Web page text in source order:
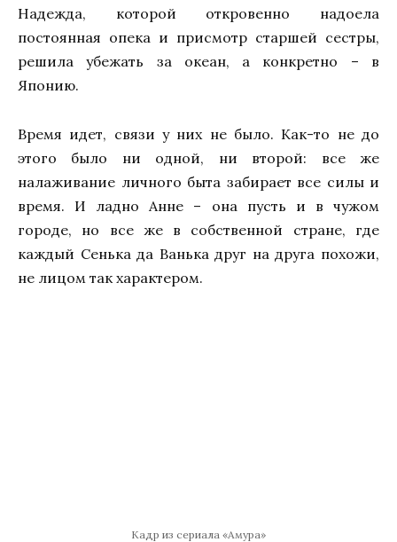
Надежда, которой откровенно надоела
постоянная опека и присмотр старшей сестры,
решила убежать за океан, а конкретно – в
Японию.
Время идет, связи у них не было. Как-то не до
этого было ни одной, ни второй: все же
налаживание личного быта забирает все силы и
время. И ладно Анне – она пусть и в чужом
городе, но все же в собственной стране, где
каждый Сенька да Ванька друг на друга похожи,
не лицом так характером.
Кадр из сериала «Амура»